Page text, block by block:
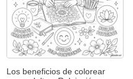
Los beneficios de colorear